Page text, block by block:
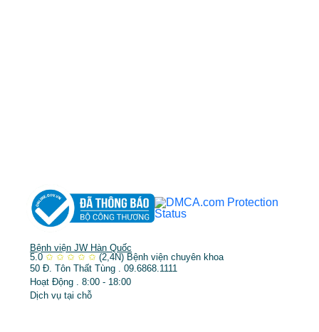
Bệnh viện JW Hàn Quốc
5.0 ✩ ✩ ✩ ✩ ✩ (2,4N) Bệnh viện chuyên khoa
50 Đ. Tôn Thất Tùng . 09.6868.1111
Hoạt Động . 8:00 - 18:00
Dịch vụ tại chỗ